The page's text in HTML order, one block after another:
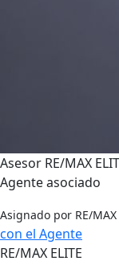
Asesor RE/MAX
Agente asociado
Asignado por RE/
con el Agente
RE/MAX ELITE